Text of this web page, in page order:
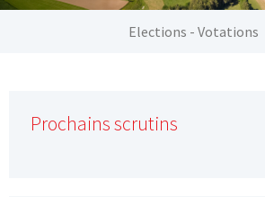
Elections - Votations
Prochains scrutins